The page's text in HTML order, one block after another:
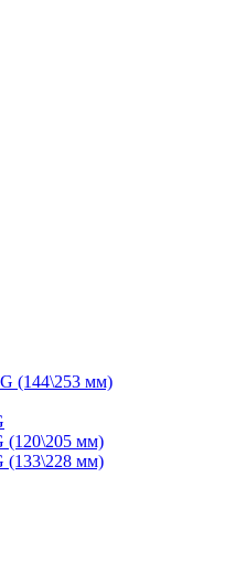
(144\253 мм)
(120\205 мм)
(133\228 мм)